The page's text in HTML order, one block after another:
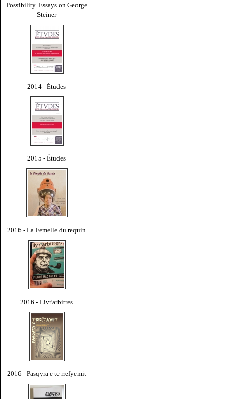
Possibility. Essays on George
Steiner
2014 - Études
2015 - Études
2016 - La Femelle du requin
2016 - Livr'arbitres
2016 - Pasqyra e te rrefyemit